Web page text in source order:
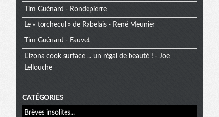
Tim Guénard - Rondepierre
Le « torchecul » de Rabelais - René Meunier
Tim Guénard - Fauvet
L'izona cook surface ... un régal de beauté ! - Joe
Lellouche
CATÉGORIES
Brèves insolites...